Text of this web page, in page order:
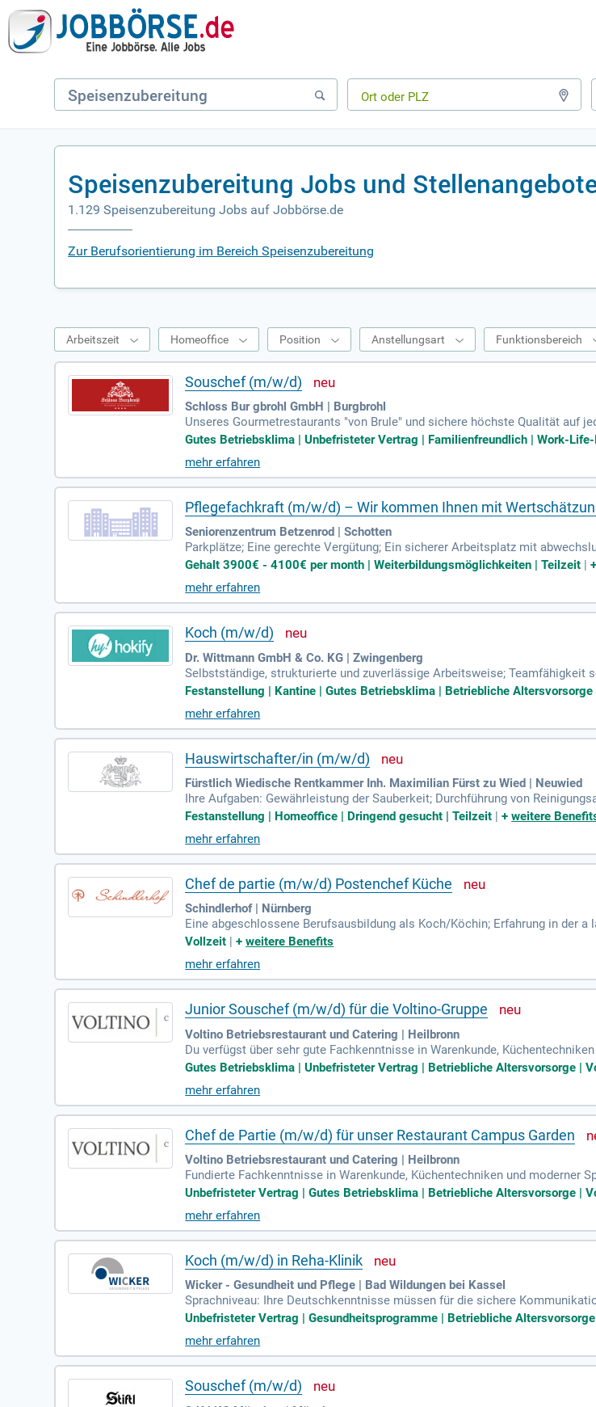
Speisenzubereitung Jobs und
1.129 Speisenzubereitung Jobs auf Jobbörse.de
Zur Berufsorientierung im Bereich Speisenzubereitung
Arbeitszeit Homeoffice Position Anstellungsart Funktionsbereich
Souschef (m/w/d)
Schloss Bur gbrohl GmbH | Burgbrohl
Unseres Gourmetrestaurants "von Brule" und sichere höchste Qualität auf
ung neuer Speisekarten und innovativer Küchenkonzepte mit – kreativ,
Gutes Betriebsklima | Unbefristeter Vertrag | Familienfreundlich | Work-
mehr erfahren
Pflegefachkraft (m/w/d) – Wir kommen Ihnen mit
Seniorenzentrum Betzenrod | Schotten
Parkplätze; Eine gerechte Vergütung; Ein sicherer Arbeitsplatz mit
Aufgabengebiet in einem aufgeschlossenen und engagierten Team; Fort-
Gehalt 3900€ - 4100€ per month | Weiterbildungsmöglichkeiten | Teilzeit |
mehr erfahren
Koch (m/w/d)
Dr. Wittmann GmbH & Co. KG | Zwingenberg
Selbstständige, strukturierte und zuverlässige Arbeitsweise;
talent und Belastbarkeit, auch bei hohem Arbeitsaufkommen;
Festanstellung | Kantine | Gutes Betriebsklima | Betriebliche
mehr erfahren
Hauswirtschafter/in (m/w/d)
Fürstlich Wiedische Rentkammer Inh. Maximilian Fürst zu Wied | Neuwied
Ihre Aufgaben: Gewährleistung der Sauberkeit; Durchführung von
äschepflege; Gelegentliche Botenfahrten, Einkaufsfahrten.
Festanstellung | Homeoffice | Dringend gesucht | Teilzeit |+weitere
mehr erfahren
Chef de partie (m/w/d) Postenchef Küche
Schindlerhof | Nürnberg
Eine abgeschlossene Berufsausbildung als Koch/Köchin; Erfahrung in der a
neuen Gerichten; Fachkompetenz; Eigenmotivation; Hand on Mentalität.
Vollzeit |+weitere Benefits
mehr erfahren
Junior Souschef (m/w/d) für die Voltino-Gruppe
Voltino Betriebsrestaurant und Catering | Heilbronn
Du verfügst über sehr gute Fachkenntnisse in Warenkunde,
isiert und lösungsorientiert.
Gutes Betriebsklima | Unbefristeter Vertrag | Betriebliche Altersvorsorge |
mehr erfahren
Chef de Partie (m/w/d) für unser Restaurant Campus Garden
Voltino Betriebsrestaurant und Catering | Heilbronn
Fundierte Fachkenntnisse in Warenkunde, Küchentechniken und moderner
Organisationstalent und echtes Teamverständnis.
Unbefristeter Vertrag | Gutes Betriebsklima | Betriebliche Altersvorsorge |
mehr erfahren
Koch (m/w/d) in Reha-Klinik
Wicker - Gesundheit und Pflege | Bad Wildungen bei Kassel
Sprachniveau: Ihre Deutschkenntnisse müssen für die sichere
er Speisenzubereitung vorzubeugen.
Unbefristeter Vertrag | Gesundheitsprogramme | Betriebliche
mehr erfahren
Souschef (m/w/d)